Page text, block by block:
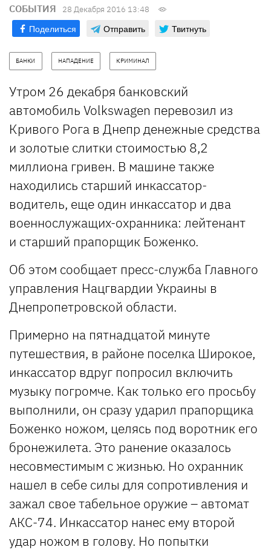
СОБЫТИЯ 28 Декабря 2016 13:48
Поделиться Отправить Твитнуть
БАНКИ НАПАДЕНИЕ КРИМИНАЛ
Утром 26 декабря банковский
автомобиль Volkswagen перевозил из
Кривого Рога в Днепр денежные средства
и золотые слитки стоимостью 8,2
миллиона гривен. В машине также
находились старший инкассатор-
водитель, еще один инкассатор и два
военнослужащих-охранника: лейтенант
и старший прапорщик Боженко.
Об этом сообщает пресс-служба Главного
управления Нацгвардии Украины в
Днепропетровской области.
Примерно на пятнадцатой минуте
путешествия, в районе поселка Широкое,
инкассатор вдруг попросил включить
музыку погромче. Как только его просьбу
выполнили, он сразу ударил прапорщика
Боженко ножом, целясь под воротник его
бронежилета. Это ранение оказалось
несовместимым с жизнью. Но охранник
нашел в себе силы для сопротивления и
зажал свое табельное оружие – автомат
АКС-74. Инкассатор нанес ему второй
удар ножом в голову. Но попытки